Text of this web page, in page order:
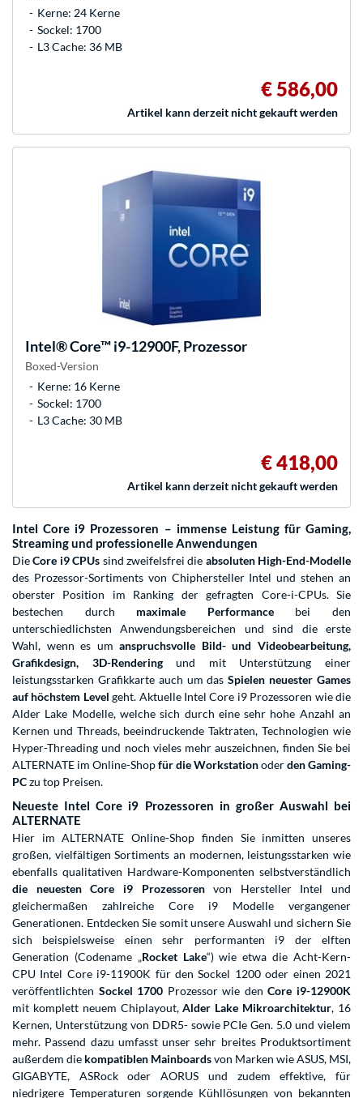
Kerne: 24 Kerne
Sockel: 1700
L3 Cache: 36 MB
€ 586,00
Artikel kann derzeit nicht gekauft werden
Intel®Core™ i9-12900F, Prozessor
Boxed-Version
Kerne: 16 Kerne
Sockel: 1700
L3 Cache: 30 MB
€ 418,00
Artikel kann derzeit nicht gekauft werden
Intel Core i9 Prozessoren – immense Leistung für Gaming,
Streaming und professionelle Anwendungen
DieCore i9 CPUs sind zweifelsfrei die absoluten High-End-Modelle
des Prozessor-Sortiments von Chiphersteller Intel und stehen an
oberster Position im Ranking der gefragten Core-i-CPUs. Sie
bestechen durch maximale Performancebei den
unterschiedlichsten Anwendungsbereichen und sind die erste
Wahl, wenn es umanspruchsvolle Bild- und Videobearbeitung,
Grafikdesign, 3D-Renderingund mit Unterstützung einer
leistungsstarken Grafikkarte auch um dasSpielen neuester Games
auf höchstem Level geht. Aktuelle Intel Core i9 Prozessoren wie die
Alder Lake Modelle, welche sich durch eine sehr hohe Anzahl an
Kernen und Threads, beeindruckende Taktraten, Technologien wie
Hyper-Threading und noch vieles mehr auszeichnen, finden Sie bei
ALTERNATE im Online-Shopfür die Workstationoderden Gaming-
PCzu top Preisen.
Neueste Intel Core i9 Prozessoren in großer Auswahl bei
ALTERNATE
Hier im ALTERNATE Online-Shop finden Sie inmitten unseres
großen, vielfältigen Sortiments an modernen, leistungsstarken wie
ebenfalls qualitativen Hardware-Komponenten selbstverständlich
die neuesten Core i9 Prozessorenvon Hersteller Intel und
gleichermaßen zahlreiche Core i9 Modelle vergangener
Generationen. Entdecken Sie somit unsere Auswahl und sichern Sie
sich beispielsweise einen sehr performanten i9 der elften
Generation (Codename „Rocket Lake“) wie etwa die Acht-Kern-
CPU Intel Core i9-11900K für den Sockel 1200 oder einen 2021
veröffentlichten Sockel 1700 Prozessor wie denCore i9-12900K
mit komplett neuem Chiplayout,Alder Lake Mikroarchitektur, 16
Kernen, Unterstützung von DDR5- sowie PCIe Gen. 5.0 und vielem
mehr. Passend dazu umfasst unser sehr breites Produktsortiment
außerdem die kompatiblen Mainboardsvon Marken wie ASUS, MSI,
GIGABYTE, ASRock oder AORUS und zudem effektive, für
niedrigere Temperaturen sorgende Kühllösungen von bekannten